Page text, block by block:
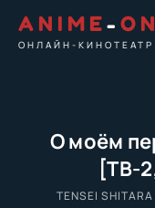
ANIME-
ОНЛАЙН-КИНОТЕАТР
О моём
[ТВ-
TENSEI